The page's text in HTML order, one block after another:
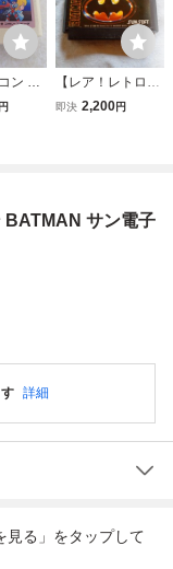
ン 超
ファ
円
【レア！レトロFC
ファミコンソフ
無料 箱、説明書
即決 2,200円
BATMAN サン電子
詳細
見る」をタップして